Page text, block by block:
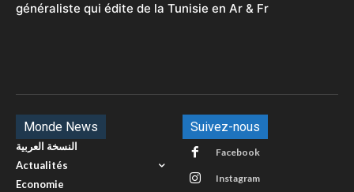
généraliste qui édite de la Tunisie en Ar & Fr
Monde News
النسخة العربية
Actualités
Economie
Suivez-nous
Facebook
Instagram